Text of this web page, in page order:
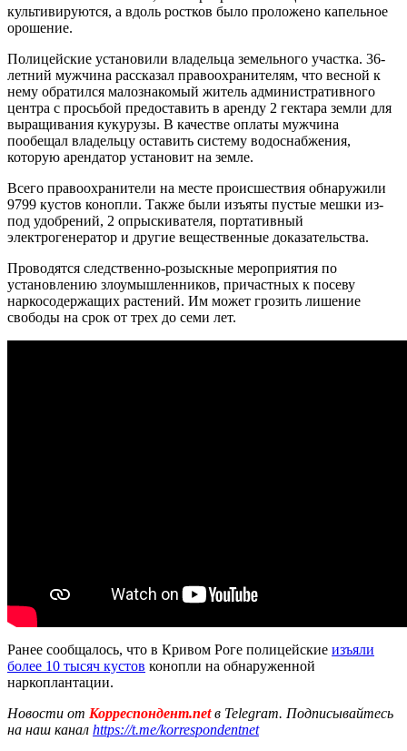
культивируются, а вдоль ростков было проложено капельное
орошение.
Полицейские установили владельца земельного участка. 36-
летний мужчина рассказал правоохранителям, что весной к
нему обратился малознакомый житель административного
центра с просьбой предоставить в аренду 2 гектара земли для
выращивания кукурузы. В качестве оплаты мужчина
пообещал владельцу оставить систему водоснабжения,
которую арендатор установит на земле.
Всего правоохранители на месте происшествия обнаружили
9799 кустов конопли. Также были изъяты пустые мешки из-
под удобрений, 2 опрыскивателя, портативный
электрогенератор и другие вещественные доказательства.
Проводятся следственно-розыскные мероприятия по
установлению злоумышленников, причастных к посеву
наркосодержащих растений. Им может грозить лишение
свободы на срок от трех до семи лет.
Ранее сообщалось, что в Кривом Роге полицейские изъяли
более 10 тысяч кустов конопли на обнаруженной
наркоплантации.
Новости от Корреспондент.netв Telegram. Подписывайтесь
на наш канал https://t.me/korrespondentnet